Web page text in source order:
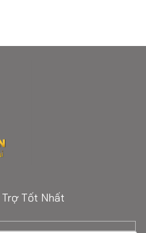
Tốt Nhất